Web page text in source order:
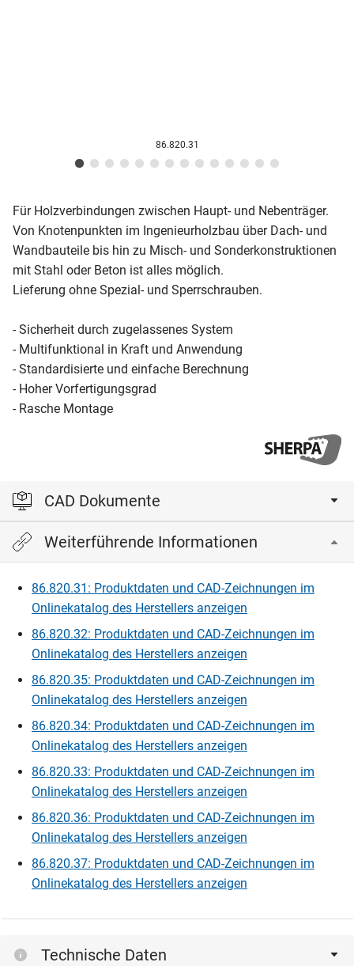
86.820.31
Für Holzverbindungen zwischen Haupt- und Nebenträger.
Von Knotenpunkten im Ingenieurholzbau über Dach- und
Wandbauteile bis hin zu Misch- und Sonderkonstruktionen
mit Stahl oder Beton ist alles möglich.
Lieferung ohne Spezial- und Sperrschrauben.
- Sicherheit durch zugelassenes System
- Multifunktional in Kraft und Anwendung
- Standardisierte und einfache Berechnung
- Hoher Vorfertigungsgrad
- Rasche Montage
CAD Dokumente
Bitte einloggen, um die CAD‑Dateien anzeigen und
herunterladen zu können.
Weiterführende Informationen
86.820.31: Produktdaten und CAD-Zeichnungen im
Onlinekatalog des Herstellers anzeigen
86.820.32: Produktdaten und CAD-Zeichnungen im
Onlinekatalog des Herstellers anzeigen
86.820.35: Produktdaten und CAD-Zeichnungen im
Onlinekatalog des Herstellers anzeigen
86.820.34: Produktdaten und CAD-Zeichnungen im
Onlinekatalog des Herstellers anzeigen
86.820.33: Produktdaten und CAD-Zeichnungen im
Onlinekatalog des Herstellers anzeigen
86.820.36: Produktdaten und CAD-Zeichnungen im
Onlinekatalog des Herstellers anzeigen
86.820.37: Produktdaten und CAD-Zeichnungen im
Onlinekatalog des Herstellers anzeigen
Technische Daten